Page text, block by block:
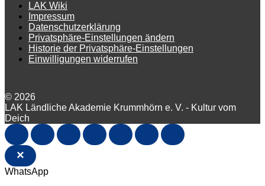
LAK Wiki
Impressum
Datenschutzerklärung
Privatsphäre-Einstellungen ändern
Historie der Privatsphäre-Einstellungen
Einwilligungen widerrufen
© 2026
LAK Ländliche Akademie Krummhörn e. V. - Kultur vom
Deich
×
WhatsApp